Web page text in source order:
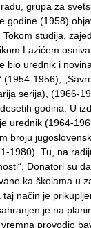
grupa za
godine (1958)
Tokom studija,
Lazićem
bio urednik i
(1954-1956),
serija), (1966-
godina. U
urednik (1964-
broju
1980). Tu, na
Donatori su
ka školama u
način je
je na
provodio